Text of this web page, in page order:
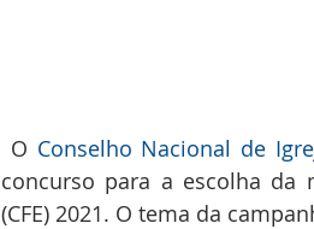
O Conselho Nacional de
concurso para a escolha da
(CFE) 2021. O tema da